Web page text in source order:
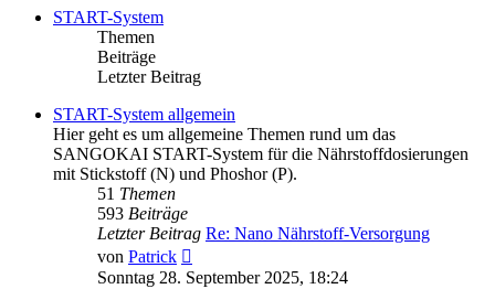
START-System
Themen
Beiträge
Letzter Beitrag
START-System allgemein
Hier geht es um allgemeine Themen rund um das
SANGOKAI START-System für die Nährstoffdosierungen
mit Stickstoff (N) und Phoshor (P).
51 Themen
593 Beiträge
Letzter Beitrag Re: Nano Nährstoff-Versorgung
von Patrick
Beitrag
Sonntag 28. September 2025, 18:24